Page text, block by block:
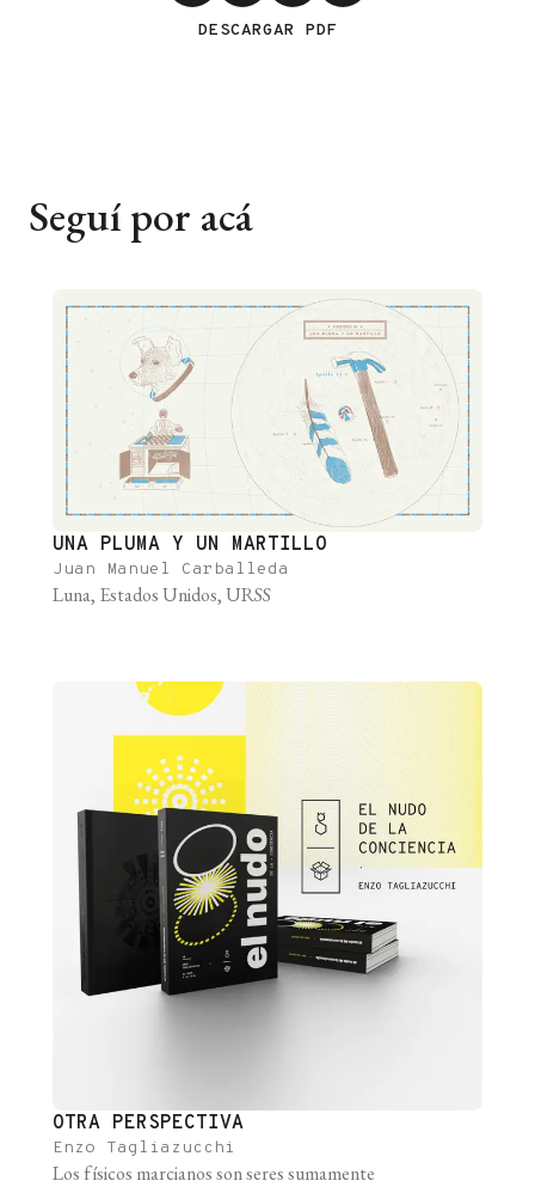
DESCARGAR PDF
Seguí por acá
UNA PLUMA Y UN MARTILLO
Juan Manuel Carballeda
Luna, Estados Unidos, URSS
OTRA PERSPECTIVA
Enzo Tagliazucchi
Los físicos marcianos son seres sumamente